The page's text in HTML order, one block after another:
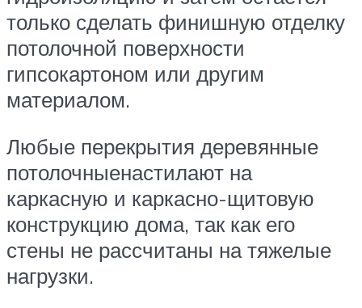
только сделать финишную отделку
потолочной поверхности
гипсокартоном или другим
материалом.
Любые перекрытия деревянные
потолочныенастилают на
каркасную и каркасно-щитовую
конструкцию дома, так как его
стены не рассчитаны на тяжелые
нагрузки.